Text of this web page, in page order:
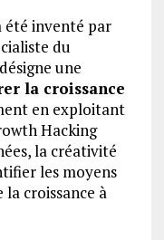
été inventé par
du
une
la croissance
en exploitant
Hacking
la créativité
les moyens
croissance à